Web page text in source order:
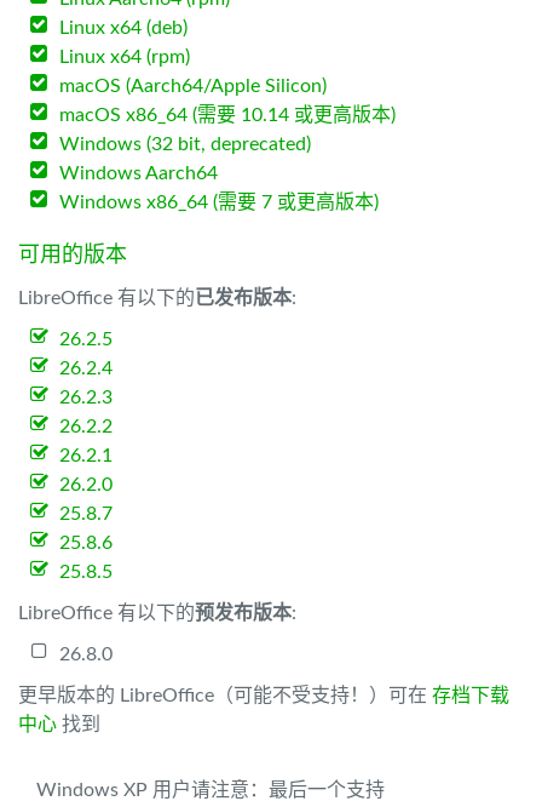
Linux x64 (deb)
Linux x64 (rpm)
macOS (Aarch64/Apple Silicon)
macOS x86_64 (需要 10.14 或更高版本)
Windows (32 bit, deprecated)
Windows Aarch64
Windows x86_64 (需要 7 或更高版本)
可用的版本
LibreOffice 有以下的已发布版本:
26.2.5
26.2.4
26.2.3
26.2.2
26.2.1
26.2.0
25.8.7
25.8.6
25.8.5
LibreOffice 有以下的预发布版本:
26.8.0
更早版本的 LibreOffice（可能不受支持！）可在 存档下载
中心 找到
Windows XP 用户请注意：最后一个支持